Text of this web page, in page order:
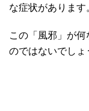
な症状があります
この「風邪」が
のではないでしょ